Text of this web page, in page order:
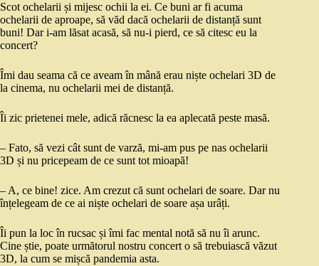
Scot ochelarii și mijesc ochii la ei. Ce buni ar fi acuma
ochelarii de aproape, să văd dacă ochelarii de distanță sunt
buni! Dar i-am lăsat acasă, să nu-i pierd, ce să citesc eu la
concert?
Îmi dau seama că ce aveam în mână erau niște ochelari 3D de
la cinema, nu ochelarii mei de distanță.
Îi zic prietenei mele, adică răcnesc la ea aplecată peste masă.
– Fato, să vezi cât sunt de varză, mi-am pus pe nas ochelarii
3D și nu pricepeam de ce sunt tot mioapă!
– A, ce bine! zice. Am crezut că sunt ochelari de soare. Dar nu
înțelegeam de ce ai niște ochelari de soare așa urâți.
Îi pun la loc în rucsac și îmi fac mental notă să nu îi arunc.
Cine știe, poate următorul nostru concert o să trebuiască văzut
3D, la cum se mișcă pandemia asta.